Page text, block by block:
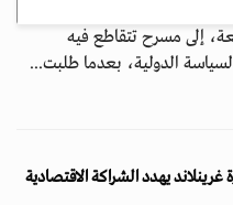
إلى مسرح تتقاطع فيه
الدولية، بعدما طلبت...
يهدد الشراكة الاقتصادية